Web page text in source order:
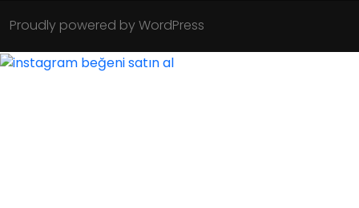
Proudly powered by WordPress